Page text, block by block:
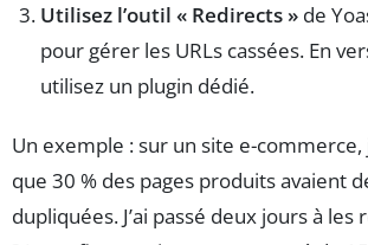
Utilisez l’outil « Redirects » de
pour gérer les URLs cassées. En
utilisez un plugin dédié.
Un exemple : sur un site e-commerce,
que 30 % des pages produits avaient
dupliquées. J’ai passé deux jours à